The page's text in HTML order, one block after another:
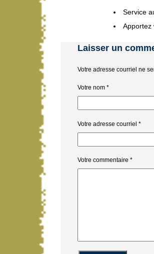
Service
Apportez
Laisser un
Votre adresse courriel ne
Votre nom *
Votre adresse courriel *
Votre commentaire *